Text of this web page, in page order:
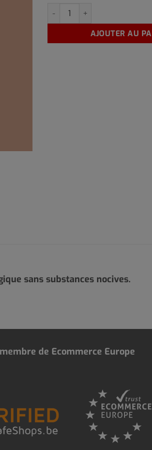
quantité de RO-13 2,5 Litre
AJOUTER AU
sans substances nocives.
de Ecommerce Europe